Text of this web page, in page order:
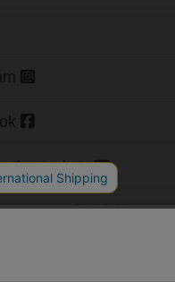
チャンネル
Copyright (c)